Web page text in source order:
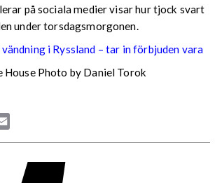
på sociala medier visar hur tjock svart
under torsdagsmorgonen.
i Ryssland – tar in förbjuden vara
Photo by Daniel Torok